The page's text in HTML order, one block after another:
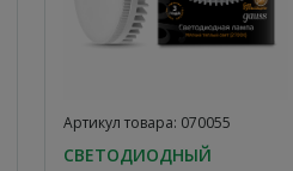
Артикул товара: 070055
СВЕТОДИОДНЫЙ